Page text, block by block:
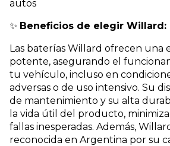
autos
✨ Beneficios de elegir Willard:
Las baterías Willard ofrecen una
potente, asegurando el
tu vehículo, incluso en
adversas o de uso intensivo. Su
de mantenimiento y su alta
la vida útil del producto,
fallas inesperadas. Además,
reconocida en Argentina por su